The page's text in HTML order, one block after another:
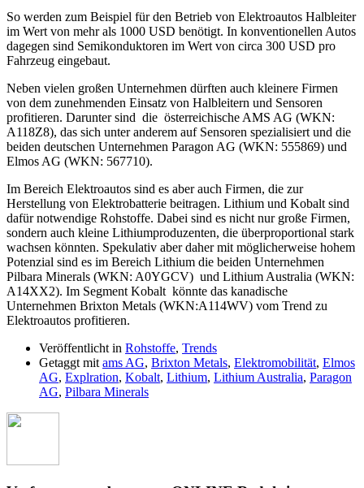
So werden zum Beispiel für den Betrieb von Elektroautos Halbleiter
im Wert von mehr als 1000 USD benötigt. In konventionellen Autos
dagegen sind Semikonduktoren im Wert von circa 300 USD pro
Fahrzeug eingebaut.
Neben vielen großen Unternehmen dürften auch kleinere Firmen
von dem zunehmenden Einsatz von Halbleitern und Sensoren
profitieren. Darunter sind die österreichische AMS AG (WKN:
A118Z8), das sich unter anderem auf Sensoren spezialisiert und die
beiden deutschen Unternehmen Paragon AG (WKN: 555869) und
Elmos AG (WKN: 567710).
Im Bereich Elektroautos sind es aber auch Firmen, die zur
Herstellung von Elektrobatterie beitragen. Lithium und Kobalt sind
dafür notwendige Rohstoffe. Dabei sind es nicht nur große Firmen,
sondern auch kleine Lithiumproduzenten, die überproportional stark
wachsen könnten. Spekulativ aber daher mit möglicherweise hohem
Potenzial sind es im Bereich Lithium die beiden Unternehmen
Pilbara Minerals (WKN: A0YGCV) und Lithium Australia (WKN:
A14XX2). Im Segment Kobalt könnte das kanadische
Unternehmen Brixton Metals (WKN:A114WV) vom Trend zu
Elektroautos profitieren.
Veröffentlicht in Rohstoffe, Trends
Getaggt mit ams AG, Brixton Metals, Elektromobilität, Elmos
AG, Explration, Kobalt, Lithium, Lithium Australia, Paragon
AG, Pilbara Minerals